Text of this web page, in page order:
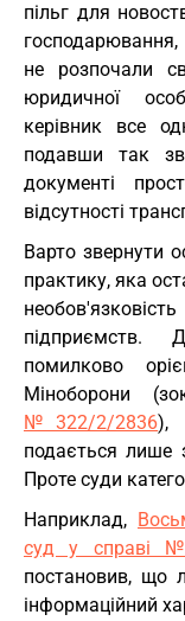
пільг для
не розпочали
юридичної
керівник все
подавши так
документі
відсутності
Варто звернути
практику, яка
підприємств.
помилково
Міноборони
№322/2/2836),
подається лише
Проте суди
Наприклад,
суд у справі
постановив, що
інформаційний